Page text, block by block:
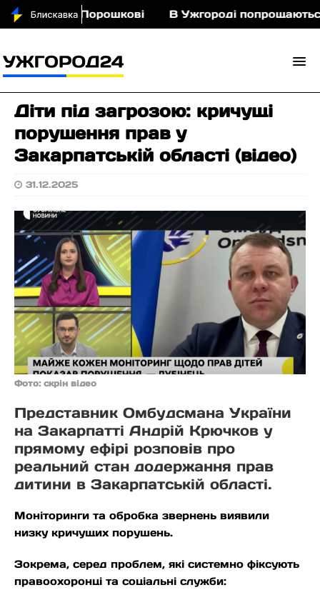
кіньми у Порошкові В Ужгороді попрощаються
Діти під загрозою: кричущі
порушення прав у
Закарпатській області (відео)
31.12.2025
Фото: скрін відео
Представник Омбудсмана України
на Закарпатті Андрій Крючков у
прямому ефірі розповів про
реальний стан додержання прав
дитини в Закарпатській області.
Моніторинги та обробка звернень виявили
низку кричущих порушень.
Зокрема, серед проблем, які системно фіксують
правоохоронці та соціальні служби: